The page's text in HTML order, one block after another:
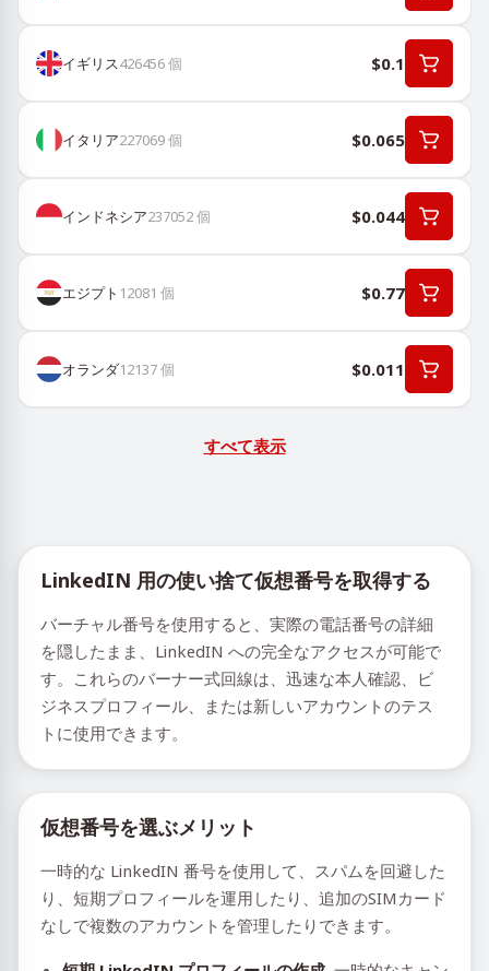
イギリス426456個 $0.1
イタリア227069個 $0.065
インドネシア237052個 $0.044
エジプト 12081 個 $0.77
オランダ12137個 $0.011
すべて表示
LinkedIN 用の使い捨て仮想番号を取得する
バーチャル番号を使用すると、実際の電話番号の詳細
を隠したまま、LinkedIN への完全なアクセスが可能で
す。これらのバーナー式回線は、迅速な本人確認、ビ
ジネスプロフィール、または新しいアカウントのテス
トに使用できます。
仮想番号を選ぶメリット
一時的な LinkedIN 番号を使用して、スパムを回避した
り、短期プロフィールを運用したり、追加のSIMカード
なしで複数のアカウントを管理したりできます。